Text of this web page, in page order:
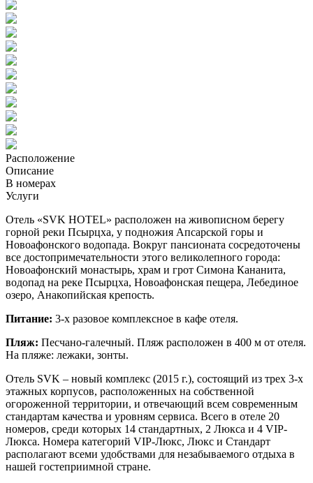
Расположение
Описание
В номерах
Услуги
Отель «SVK HOTEL» расположен на живописном берегу
горной реки Псырцха, у подножия Апсарской горы и
Новоафонского водопада. Вокруг пансионата сосредоточены
все достопримечательности этого великолепного города:
Новоафонский монастырь, храм и грот Симона Кананита,
водопад на реке Псырцха, Новоафонская пещера, Лебединое
озеро, Анакопийская крепость.
Питание: 3-х разовое комплексное в кафе отеля.
Пляж: Песчано-галечный. Пляж расположен в 400 м от отеля.
На пляже: лежаки, зонты.
Отель SVK – новый комплекс (2015 г.), состоящий из трех 3-х
этажных корпусов, расположенных на собственной
огороженной территории, и отвечающий всем современным
стандартам качества и уровням сервиса. Всего в отеле 20
номеров, среди которых 14 стандартных, 2 Люкса и 4 VIP-
Люкса. Номера категорий VIP-Люкс, Люкс и Стандарт
располагают всеми удобствами для незабываемого отдыха в
нашей гостеприимной стране.